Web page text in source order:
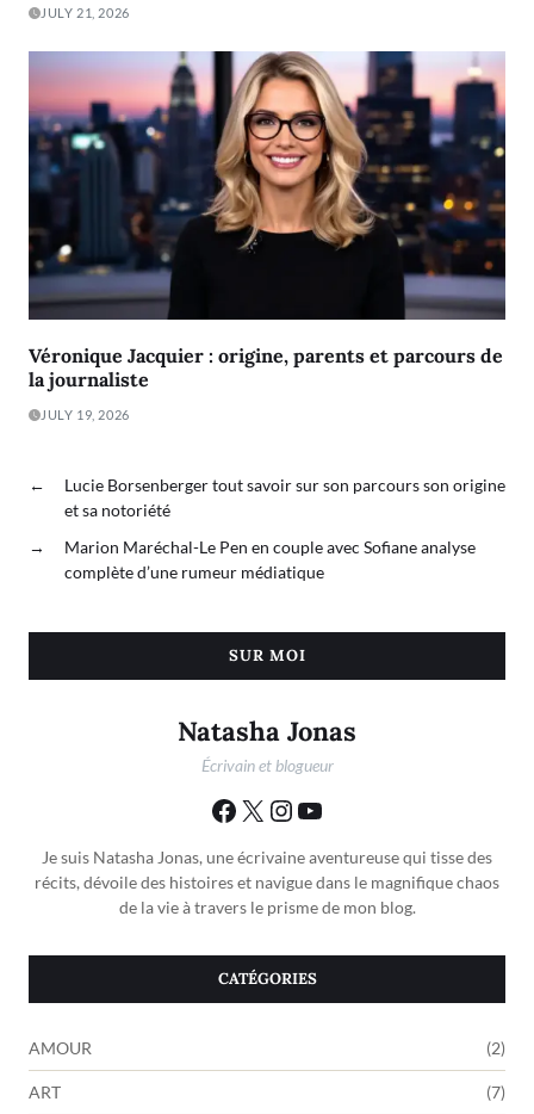
JULY 21, 2026
Véronique Jacquier : origine, parents et parcours de
la journaliste
JULY 19, 2026
←
Lucie Borsenberger tout savoir sur son parcours son origine
et sa notoriété
→
Marion Maréchal-Le Pen en couple avec Sofiane analyse
complète d’une rumeur médiatique
SUR MOI
Natasha Jonas
Écrivain et blogueur
Je suis Natasha Jonas, une écrivaine aventureuse qui tisse des
récits, dévoile des histoires et navigue dans le magnifique chaos
de la vie à travers le prisme de mon blog.
CATÉGORIES
AMOUR (2)
ART (7)